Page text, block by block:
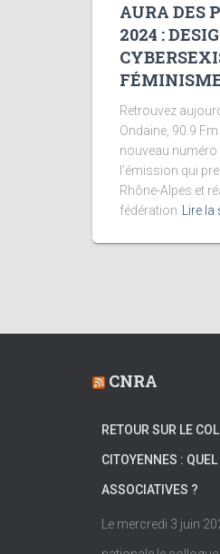
AURA DES
2024 :
Retrouvez
Ondaine, 90.9
nouveau numéro
l’émission qui
Rhône-Alpes et
fédération
Lire la
CNRA
RETOUR SUR LE
CITOYENNES :
ASSOCIATIVES ?
Le mercredi 3 juin